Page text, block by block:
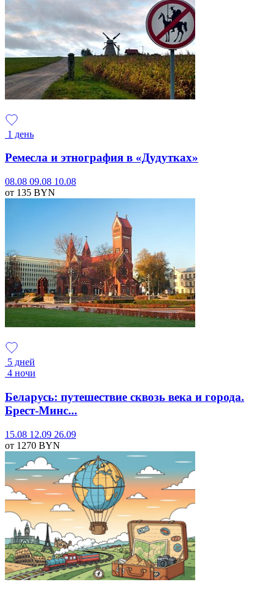
1 день
Ремесла и этнография в «Дудутках»
08.08 09.08 10.08
от 135 BYN
5 дней
4 ночи
Беларусь: путешествие сквозь века и города.
Брест-Минс...
15.08 12.09 26.09
от 1270 BYN